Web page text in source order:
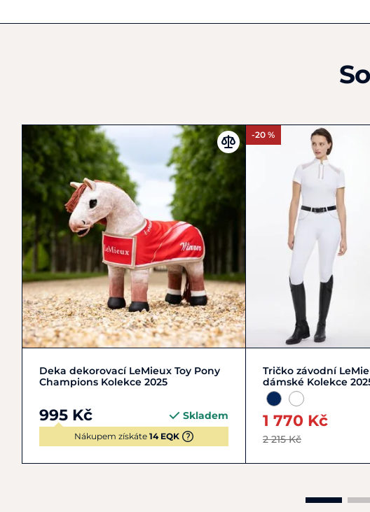
Zobrazit detail
Deka dekorovací LeMieux Toy Pony
Champions Kolekce 2025
995 Kč Skladem
Nákupem získáte 14 EQK
-20 %
M/38
Tričko závodní
dámské Kolekce
1 770 Kč
2 215 Kč